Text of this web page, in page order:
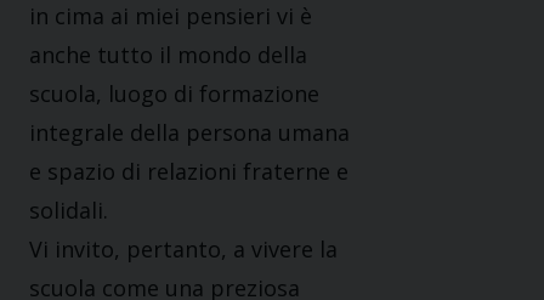
in cima ai miei pensieri vi è
anche tutto il mondo della
scuola, luogo di formazione
integrale della persona umana
e spazio di relazioni fraterne e
solidali.
Vi invito, pertanto, a vivere la
scuola come una preziosa